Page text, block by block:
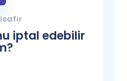
iptal edebilir